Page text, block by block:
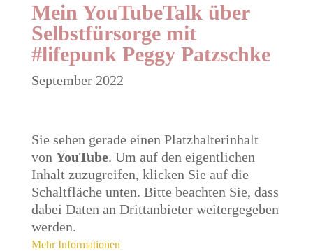
Mein YouTubeTalk über
Selbstfürsorge mit
#lifepunk Peggy Patzschke
September 2022
Sie sehen gerade einen Platzhalterinhalt
von YouTube. Um auf den eigentlichen
Inhalt zuzugreifen, klicken Sie auf die
Schaltfläche unten. Bitte beachten Sie, dass
dabei Daten an Drittanbieter weitergegeben
werden.
Mehr Informationen